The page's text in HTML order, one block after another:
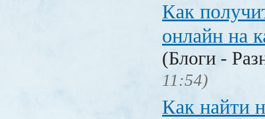
Как
онлайн на
(Блоги -
11:54)
Как найти